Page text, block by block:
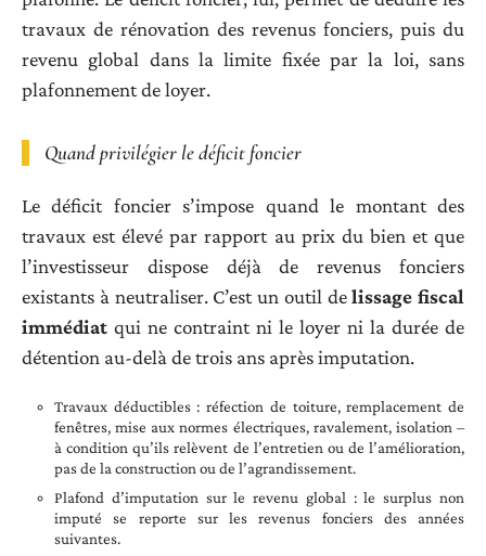
travaux de rénovation des revenus fonciers, puis du
revenu global dans la limite fixée par la loi, sans
plafonnement de loyer.
Quand privilégier le déficit foncier
Le déficit foncier s’impose quand le montant des
travaux est élevé par rapport au prix du bien et que
l’investisseur dispose déjà de revenus fonciers
existants à neutraliser. C’est un outil delissage fiscal
immédiat qui ne contraint ni le loyer ni la durée de
détention au-delà de trois ans après imputation.
Travaux déductibles : réfection de toiture, remplacement de
fenêtres, mise aux normes électriques, ravalement, isolation –
à condition qu’ils relèvent de l’entretien ou de l’amélioration,
pas de la construction ou de l’agrandissement.
Plafond d’imputation sur le revenu global : le surplus non
imputé se reporte sur les revenus fonciers des années
suivantes.